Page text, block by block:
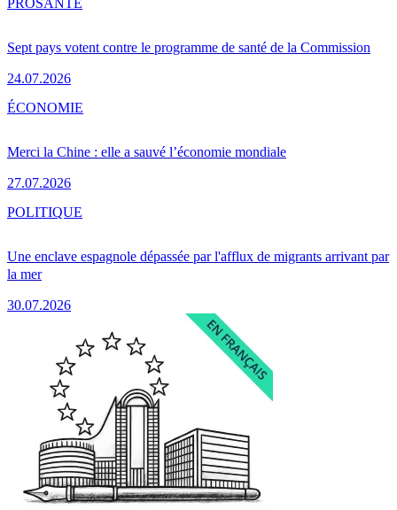
Sept pays votent contre le programme de santé de la Commission
24.07.2026
PROSANTÉ
Merci la Chine : elle a sauvé l’économie mondiale
27.07.2026
ÉCONOMIE
Une enclave espagnole dépassée par l'afflux de migrants arrivant par
la mer
30.07.2026
POLITIQUE